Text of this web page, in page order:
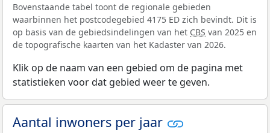
Bovenstaande tabel toont de regionale gebieden
waarbinnen het postcodegebied 4175 ED zich bevindt. Dit is
op basis van de gebiedsindelingen van het CBS van 2025 en
de topografische kaarten van het Kadaster van 2026.
Klik op de naam van een gebied om de pagina met
statistieken voor dat gebied weer te geven.
Aantal inwoners per jaar